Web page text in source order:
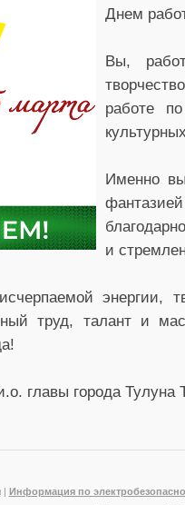
Днем
Вы,
работе
Именно
и
энергии,
труд, талант и
главы города Тулуна
| Информация по